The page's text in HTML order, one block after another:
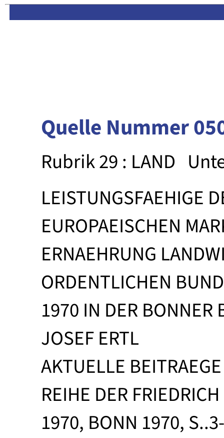
Quelle Nummer
Rubrik 29 : LAND
LEISTUNGSFAEHIGE
EUROPAEISCHEN
ERNAEHRUNG
ORDENTLICHEN
1970 IN DER BONNER
JOSEF ERTL
AKTUELLE
REIHE DER
1970, BONN 1970,